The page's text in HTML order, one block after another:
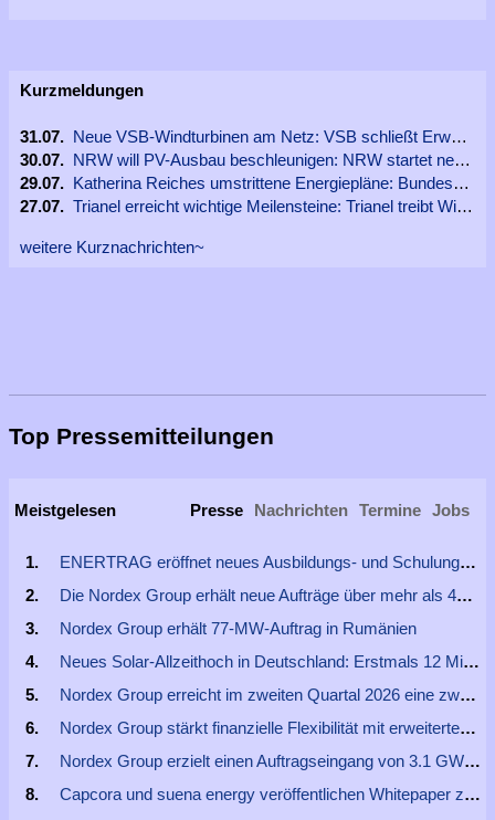
Kurzmeldungen
31.07.
Neue VSB-Windturbinen am Netz: VSB schließt Erweiterung des Windparks Vockenrod in Hessen ab
30.07.
NRW will PV-Ausbau beschleunigen: NRW startet neue Koordinierungsstelle für Freiflächen-Photovoltaik
29.07.
Katherina Reiches umstrittene Energiepläne: Bundeskabinett beschließt EEG-Novelle 2027 und Netzanschlusspaket – endgültiger Gesetzestext steht noch aus
27.07. Trianel erreicht wichtige Meilensteine: Trianel treibt Windenergieausbau mit Projekten in NRW und Rheinland-Pfalz voran
weitere Kurznachrichten~
Top Pressemitteilungen
Meistgelesen Presse Nachrichten Termine Jobs
ENERTRAG eröffnet neues Ausbildungs- und Schulungszentrum in Dauerthal
Die Nordex Group erhält neue Aufträge über mehr als 480 MW aus den USA
Nordex Group erhält 77-MW-Auftrag in Rumänien
Neues Solar-Allzeithoch in Deutschland: Erstmals 12 Milliarden kWh Solarstrom in einem Monat – IWR erklärt Missverständnisse bei der EEG-Förderung
Nordex Group erreicht im zweiten Quartal 2026 eine zweistellige EBITDA-Marge, steigert den Auftragseingang deutlich und erzielt einen positiven Freien Cashflow
Nordex Group stärkt finanzielle Flexibilität mit erweiterter ESG-gebundener syndizierter Multiwährungs-Garantiefazilität über 2,475 Mrd. EUR
Nordex Group erzielt einen Auftragseingang von 3.1 GW im zweiten Quartal 2026
Capcora und suena energy veröffentlichen Whitepaper zur Finanzierung von Batteriespeicherprojekten